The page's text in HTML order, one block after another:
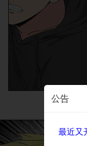
公告
最近又